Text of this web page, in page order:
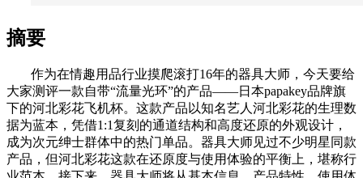
摘要
作为在情趣用品行业摸爬滚打16年的器具大师，今天要给
大家测评一款自带“流量光环”的产品——日本papakey品牌旗
下的河北彩花飞机杯。这款产品以知名艺人河北彩花的生理数
据为蓝本，凭借1:1复刻的通道结构和高度还原的外观设计，
成为次元绅士群体中的热门单品。器具大师见过不少明星同款
产品，但河北彩花这款在还原度与使用体验的平衡上，堪称行